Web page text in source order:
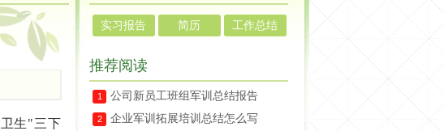
生"三下
实习报告 简历 工作总结
推荐阅读
1 公司新员工班组军训总结报告
2 企业军训拓展培训总结怎么写